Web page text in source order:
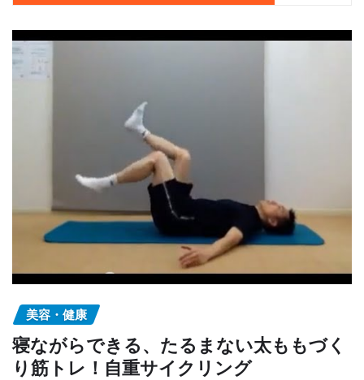
美容・健康
寝ながらできる、たるまない太ももづく
り筋トレ！自重サイクリング